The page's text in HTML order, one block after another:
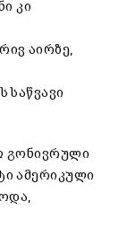
კი
აირზე,
საწვავი
გონივრული
ამერიკული